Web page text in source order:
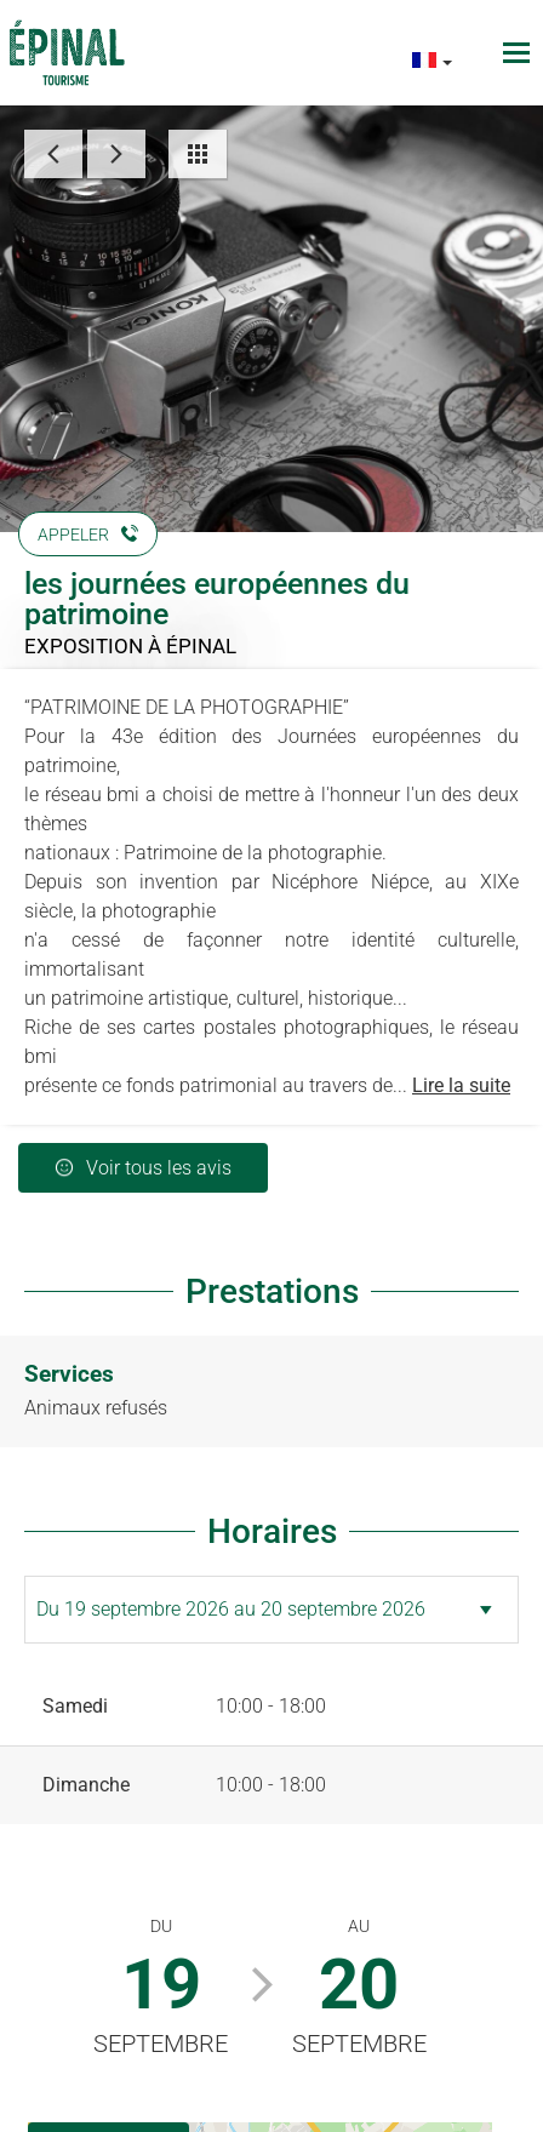
APPELER
les journées européennes du
patrimoine
EXPOSITION À ÉPINAL
“PATRIMOINE DE LA PHOTOGRAPHIE”
Pour la 43e édition des Journées européennes du
patrimoine,
le réseau bmi a choisi de mettre à l'honneur l'un des deux
thèmes
nationaux : Patrimoine de la photographie.
Depuis son invention par Nicéphore Niépce, au XIXe
siècle, la photographie
n'a cessé de façonner notre identité culturelle,
immortalisant
un patrimoine artistique, culturel, historique...
Riche de ses cartes postales photographiques, le réseau
bmi
présente ce fonds patrimonial au travers de... Lire la suite
Voir tous les avis
Prestations
Services
Animaux refusés
Horaires
Samedi 10:00 - 18:00
Dimanche 10:00 - 18:00
DU
19
SEPTEMBRE
AU
20
SEPTEMBRE